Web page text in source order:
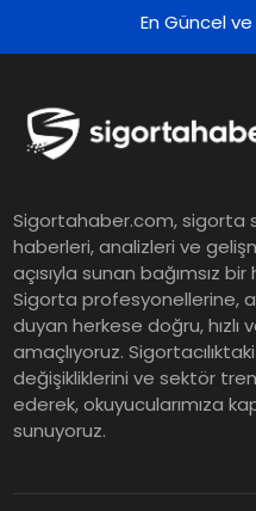
Finansal
Murat
Grup
En Güncel
Sigortahaber.com, sigorta
haberleri, analizleri ve
açısıyla sunan bağımsız
Sigorta profesyonellerine,
duyan herkese doğru, hızlı
amaçlıyoruz.
değişikliklerini ve sektör
ederek, okuyucularımıza
sunuyoruz.